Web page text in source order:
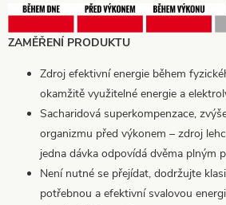
ZAMĚŘENÍ PRODUKTU
Zdroj efektivní energie během
okamžitě využitelné energie a
Sacharidová superkompenzace,
organizmu před výkonem – zdroj
jedna dávka odpovídá dvěma plným
Není nutné se přejídat, dodržujte
potřebnou a efektivní svalovou